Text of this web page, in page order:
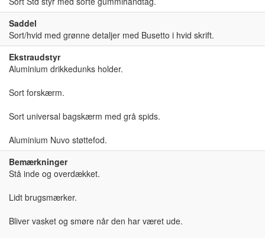
Saddel
Sort/hvid med grønne detaljer med Busetto i hvid skrift.
Ekstraudstyr
Aluminium drikkedunks holder.
Sort forskærm.
Sort universal bagskærm med grå spids.
Aluminium Nuvo støttefod.
Bemærkninger
Stå inde og overdækket.
Lidt brugsmærker.
Bliver vasket og smøre når den har været ude.